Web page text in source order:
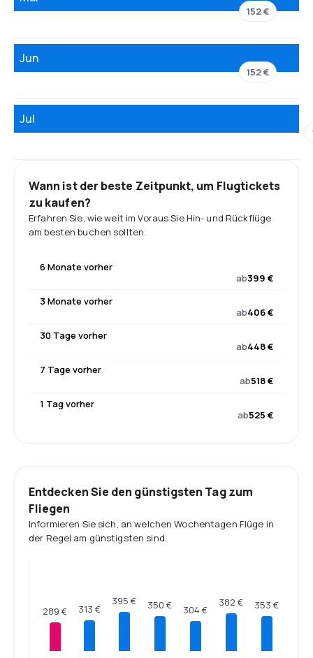
152 €
Jun
152 €
Jul
Wann ist der beste Zeitpunkt, um Flugtickets
zu kaufen?
Erfahren Sie, wie weit im Voraus Sie Hin- und Rückflüge
am besten buchen sollten.
6 Monate vorher
ab399 €
3 Monate vorher
ab406 €
30 Tage vorher
ab448 €
7 Tage vorher
ab518 €
1 Tag vorher
ab525 €
Entdecken Sie den günstigsten Tag zum
Fliegen
Informieren Sie sich, an welchen Wochentagen Flüge in
der Regel am günstigsten sind.
289 € 313 €
395 € 350 € 304 €
382 € 353 €